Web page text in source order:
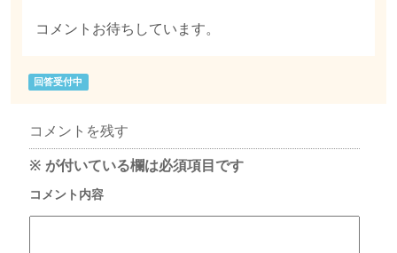
コメントお待ちしています。
回答受付中
コメントを残す
※ が付いている欄は必須項目です